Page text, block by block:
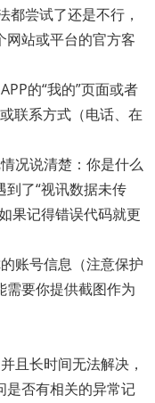
都尝试了还是不行，
网站或平台的官方客
的“我的”页面或者
联系方式（电话、在
况说清楚：你是什么
了“视讯数据未传
果记得错误代码就更
账号信息（注意保护
需要你提供截图作为
且长时间无法解决，
是否有相关的异常记